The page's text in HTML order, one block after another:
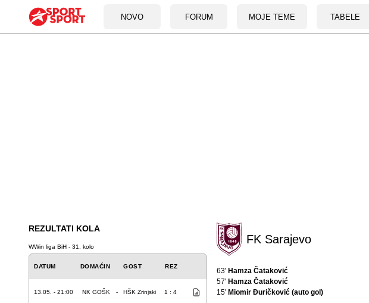
NOVO FORUM MOJE TEME TABELE
REZULTATI KOLA
WWin liga BiH - 31. kolo
DATUM DOMAĆIN GOST REZ
13.05. - 21:00 NK GOŠK - HŠK Zrinjski 1 : 4
FK Sarajevo
63' Hamza Čataković
57' Hamza Čataković
15' Miomir Đuričković (auto gol)